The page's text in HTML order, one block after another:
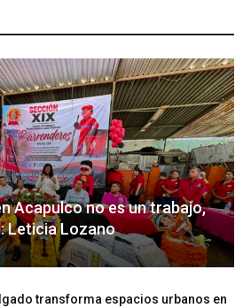
Acapulco no es un trabajo,
Leticia Lozano
transforma espacios urbanos en